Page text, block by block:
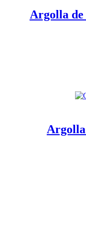
Argolla